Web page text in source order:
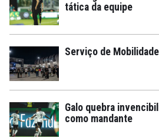
tática da equipe
Serviço de
Galo quebra
como mandante